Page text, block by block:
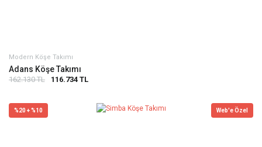
Modern Köşe Takımı
Adans Köşe Takımı
162.130 TL 116.734 TL
%20 + %10 Web'e Özel